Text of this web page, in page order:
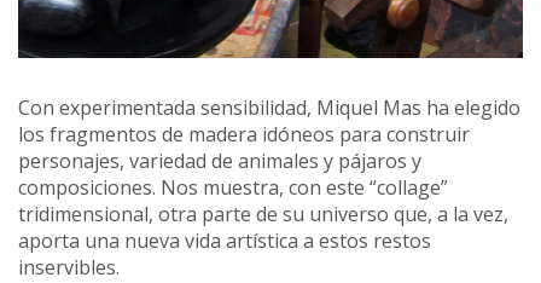
Con experimentada sensibilidad, Miquel Mas ha elegido
los fragmentos de madera idóneos para construir
personajes, variedad de animales y pájaros y
composiciones. Nos muestra, con este “collage”
tridimensional, otra parte de su universo que, a la vez,
aporta una nueva vida artística a estos restos
inservibles.